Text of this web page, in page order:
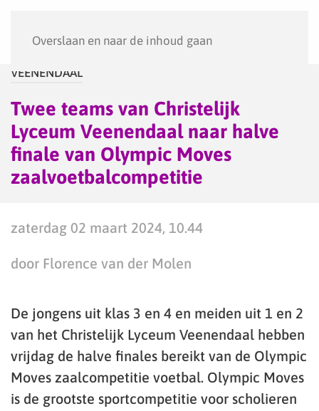
Overslaan en naar de inhoud gaan
VEENENDAAL
Twee teams van Christelijk
Lyceum Veenendaal naar halve
finale van Olympic Moves
zaalvoetbalcompetitie
zaterdag 02 maart 2024, 10.44
door Florence van der Molen
De jongens uit klas 3 en 4 en meiden uit 1 en 2
van het Christelijk Lyceum Veenendaal hebben
vrijdag de halve finales bereikt van de Olympic
Moves zaalcompetitie voetbal. Olympic Moves
is de grootste sportcompetitie voor scholieren